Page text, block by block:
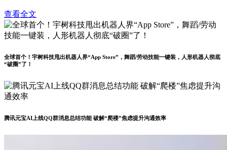
查看全文
全球首个！宇树科技甩出机器人界“App Store”，舞蹈/劳动技能一键装，人形机器人彻底
“破圈”了！
腾讯元宝AI上线QQ群消息总结功能 破解“爬楼”焦虑提升沟通效率